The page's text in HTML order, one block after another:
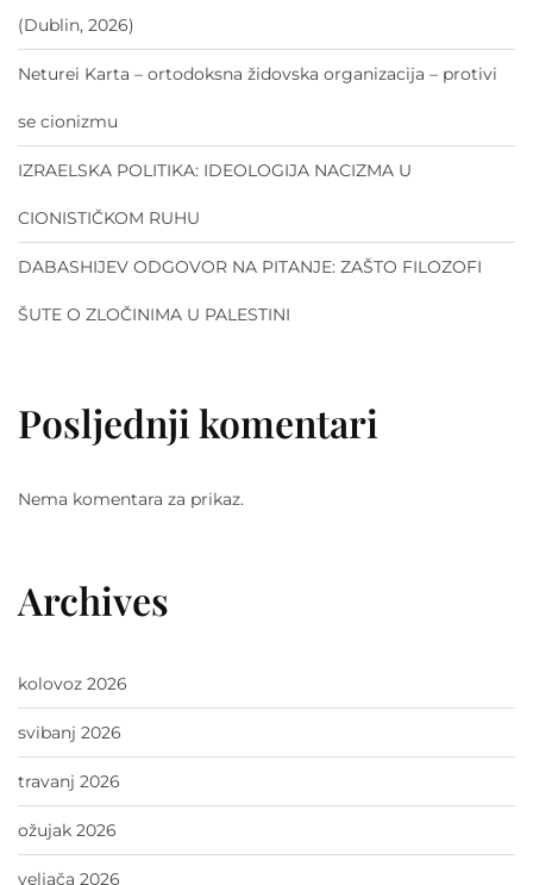
(Dublin, 2026)
Neturei Karta – ortodoksna židovska organizacija – protivi
se cionizmu
IZRAELSKA POLITIKA: IDEOLOGIJA NACIZMA U
CIONISTIČKOM RUHU
DABASHIJEV ODGOVOR NA PITANJE: ZAŠTO FILOZOFI
ŠUTE O ZLOČINIMA U PALESTINI
Posljednji komentari
Nema komentara za prikaz.
Archives
kolovoz 2026
svibanj 2026
travanj 2026
ožujak 2026
veljača 2026